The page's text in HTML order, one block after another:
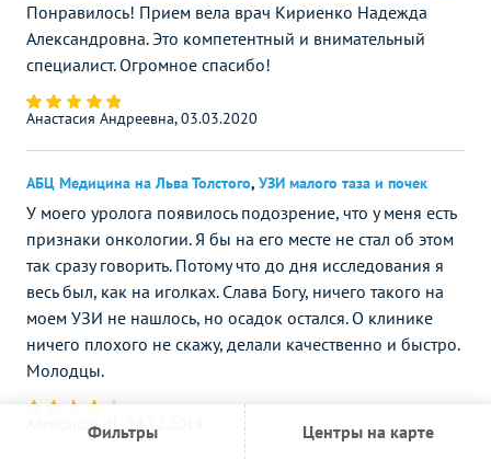
Фильтры Центры на карте
Понравилось! Прием вела врач Кириенко Надежда
Александровна. Это компетентный и внимательный
специалист. Огромное спасибо!
Анастасия Андреевна, 03.03.2020
АБЦ Медицина на Льва Толстого, УЗИ малого таза и почек
У моего уролога появилось подозрение, что у меня есть
признаки онкологии. Я бы на его месте не стал об этом
так сразу говорить. Потому что до дня исследования я
весь был, как на иголках. Слава Богу, ничего такого на
моем УЗИ не нашлось, но осадок остался. О клинике
ничего плохого не скажу, делали качественно и быстро.
Молодцы.
Александр Ш., 14.12.2019